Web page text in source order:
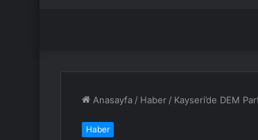
Anasayfa / Haber / Kayseri’de DEM
Haber